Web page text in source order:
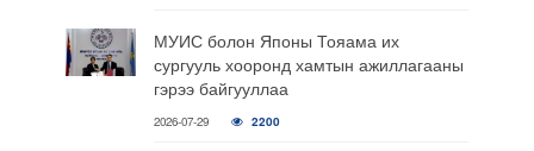
МУИС болон Японы Тояама их
сургууль хооронд хамтын ажиллагааны
гэрээ байгууллаа
2026-07-29 2200